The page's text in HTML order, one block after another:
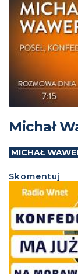
Michał
MICHAŁ
Skomentuj